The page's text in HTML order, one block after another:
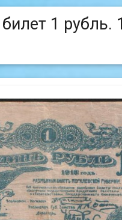
1 рубль.